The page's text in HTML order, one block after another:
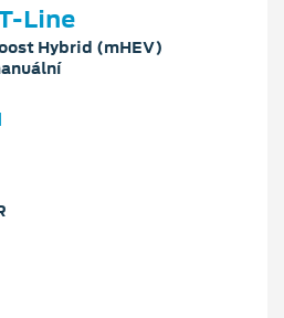
Line
Hybrid (mHEV)